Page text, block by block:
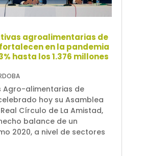
agroalimentarias de
en la pandemia
hasta los 1.376 millones
Agro-alimentarias de
hoy su Asamblea
Círculo de La Amistad,
balance de un
2020, a nivel de sectores